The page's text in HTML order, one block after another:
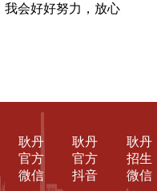
会好好努力，放心
耿丹
招生
微信
耿丹
官方
抖音
耿丹
官方
微信